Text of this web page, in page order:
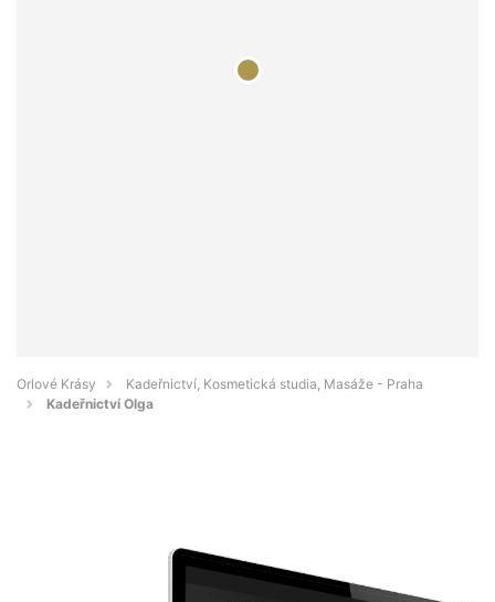
Orlové Krásy
Kadeřnictví, Kosmetická studia, Masáže - Praha
Kadeřnictví Olga